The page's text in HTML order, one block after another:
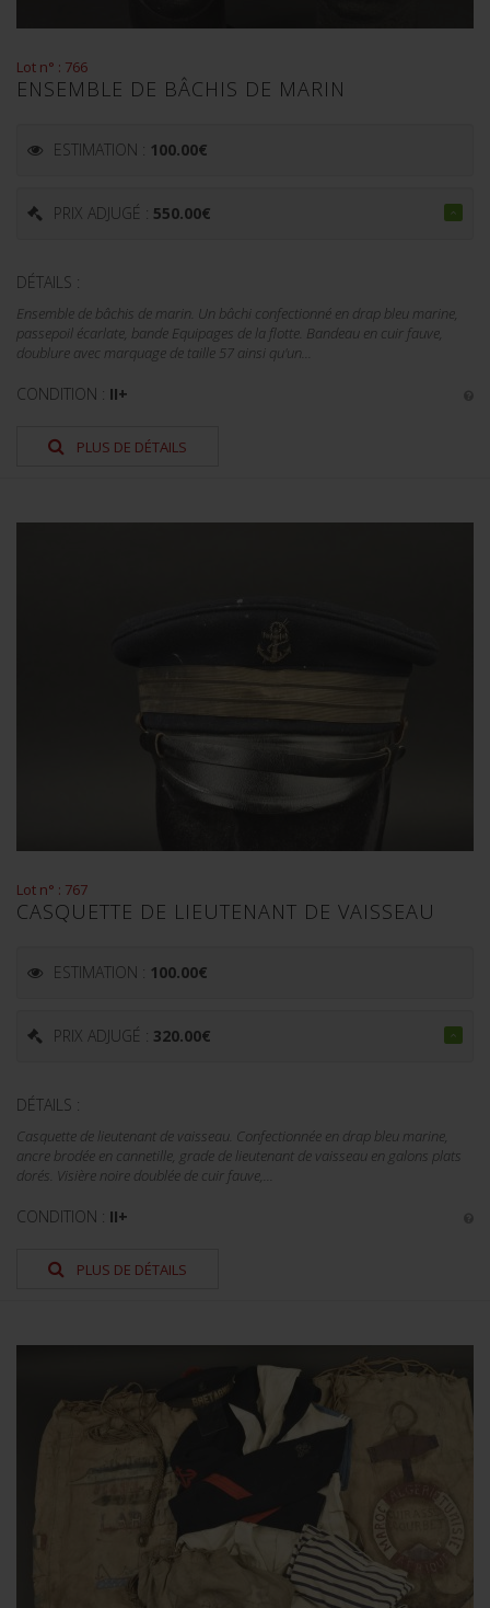
Lot n° : 766
ENSEMBLE DE BÂCHIS DE MARIN
ESTIMATION : 100.00€
PRIX ADJUGÉ : 550.00€
DÉTAILS :
Ensemble de bâchis de marin. Un bâchi confectionné en drap bleu marine,
passepoil écarlate, bande Equipages de la flotte. Bandeau en cuir fauve,
doublure avec marquage de taille 57 ainsi qu'un...
CONDITION : II+
PLUS DE DÉTAILS
Lot n° : 767
CASQUETTE DE LIEUTENANT DE VAISSEAU
ESTIMATION : 100.00€
PRIX ADJUGÉ : 320.00€
DÉTAILS :
Casquette de lieutenant de vaisseau. Confectionnée en drap bleu marine,
ancre brodée en cannetille, grade de lieutenant de vaisseau en galons plats
dorés. Visière noire doublée de cuir fauve,...
CONDITION : II+
PLUS DE DÉTAILS